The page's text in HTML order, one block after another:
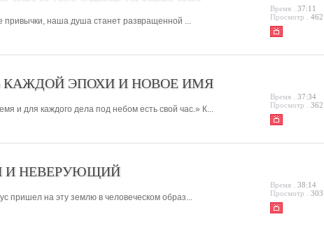
наша душа станет развращенной ...
Время . 37:11
Просмотр . 462
КАЖДОЙ ЭПОХИ И НОВОЕ ИМЯ
и для каждого дела под небом есть свой час.» К...
Время . 37:34
Просмотр . 362
НЕВЕРУЮЩИЙ
пришел на эту землю в человеческом образ...
Время . 38:14
Просмотр . 303